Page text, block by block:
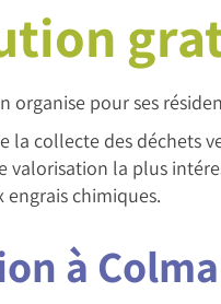
organise pour ses
la collecte des déchets
valorisation la plus
engrais chimiques.
à